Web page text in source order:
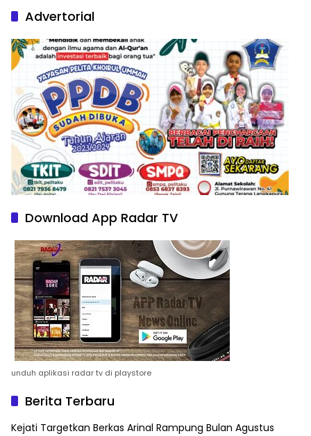
Advertorial
Download App Radar TV
unduh aplikasi radar tv di playstore
Berita Terbaru
Kejati Targetkan Berkas Arinal Rampung Bulan Agustus